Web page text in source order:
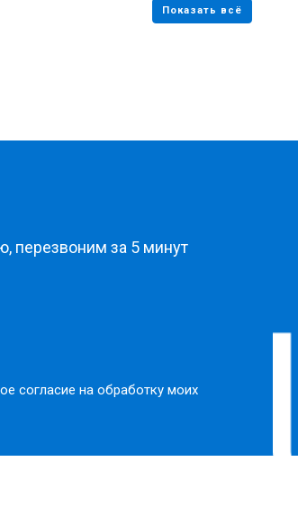
перезвоним за 5 минут
согласие на обработку моих